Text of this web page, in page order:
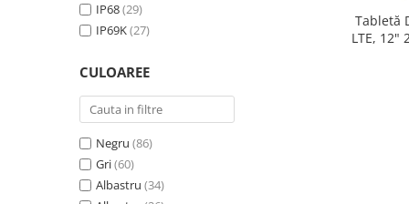
IP68(29)
IP69K(27)
CULOAREE
Negru (86)
Gri(60)
Albastru (34)
Tabletă
LTE, 12"